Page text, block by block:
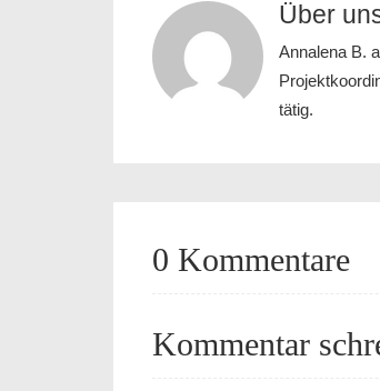
Über
Annalena B.
tätig.
0 Kommentare
Kommentar